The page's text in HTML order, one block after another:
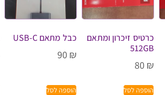
כרטיס זיכרון ומתאם
512GB
80 ₪
הוספה לסל
כבל מתאם USB-C
90 ₪
הוספה לסל